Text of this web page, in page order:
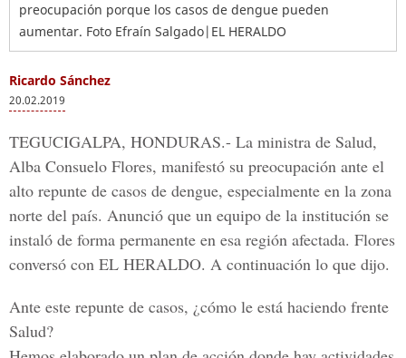
preocupación porque los casos de dengue pueden
aumentar. Foto Efraín Salgado|EL HERALDO
Ricardo Sánchez
20.02.2019
TEGUCIGALPA, HONDURAS.- La ministra de Salud,
Alba Consuelo Flores, manifestó su preocupación ante el
alto repunte de casos de dengue, especialmente en la zona
norte del país. Anunció que un equipo de la institución se
instaló de forma permanente en esa región afectada. Flores
conversó con EL HERALDO. A continuación lo que dijo.
Ante este repunte de casos, ¿cómo le está haciendo frente
Salud?